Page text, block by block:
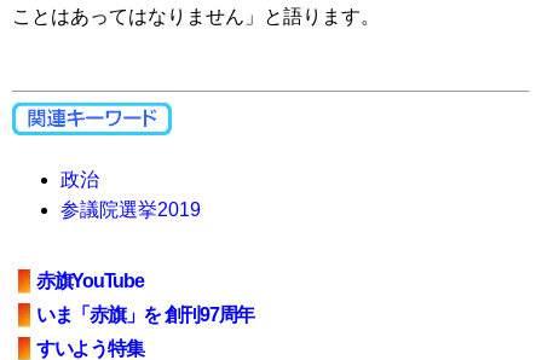
ことはあってはなりません」と語ります。
政治
参議院選挙2019
赤旗YouTube
いま「赤旗」を 創刊97周年
すいよう特集